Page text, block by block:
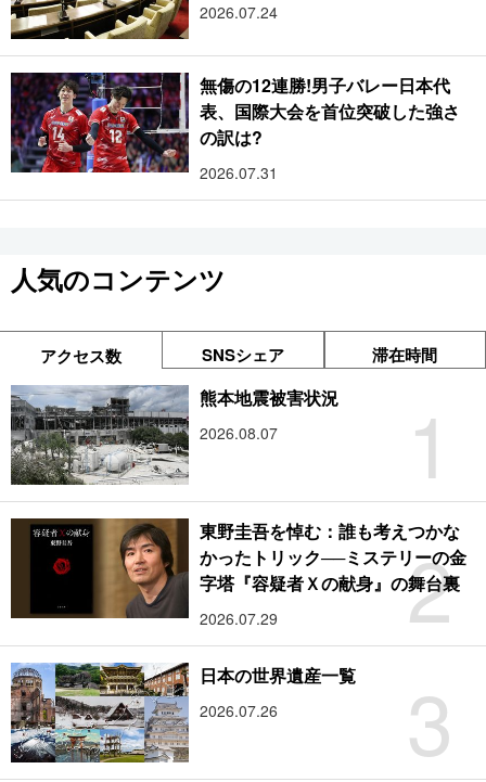
2026.07.24
無傷の12連勝!男子バレー日本代
表、国際大会を首位突破した強さ
の訳は?
2026.07.31
人気のコンテンツ
アクセス数 SNSシェア 滞在時間
1
熊本地震被害状況
2026.08.07
2
東野圭吾を悼む：誰も考えつかな
かったトリック──ミステリーの金
字塔『容疑者Ｘの献身』の舞台裏
2026.07.29
3
日本の世界遺産一覧
2026.07.26